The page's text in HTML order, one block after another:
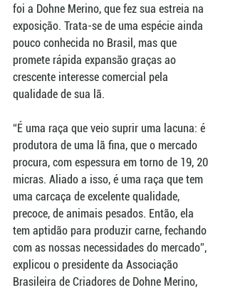
foi a Dohne Merino, que fez sua estreia na
exposição. Trata-se de uma espécie ainda
pouco conhecida no Brasil, mas que
promete rápida expansão graças ao
crescente interesse comercial pela
qualidade de sua lã.
“É uma raça que veio suprir uma lacuna: é
produtora de uma lã fina, que o mercado
procura, com espessura em torno de 19, 20
micras. Aliado a isso, é uma raça que tem
uma carcaça de excelente qualidade,
precoce, de animais pesados. Então, ela
tem aptidão para produzir carne, fechando
com as nossas necessidades do mercado”,
explicou o presidente da Associação
Brasileira de Criadores de Dohne Merino,